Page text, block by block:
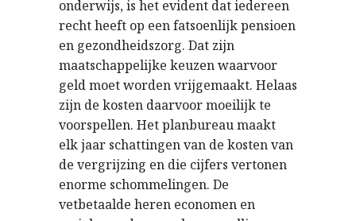
onderwijs, is het evident dat iedereen
recht heeft op een fatsoenlijk pensioen
en gezondheidszorg. Dat zijn
maatschappelijke keuzen waarvoor
geld moet worden vrijgemaakt. Helaas
zijn de kosten daarvoor moeilijk te
voorspellen. Het planbureau maakt
elk jaar schattingen van de kosten van
de vergrijzing en die cijfers vertonen
enorme schommelingen. De
vetbetaalde heren economen en